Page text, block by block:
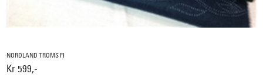
NORDLAND TROMS FI
Kr 599,-